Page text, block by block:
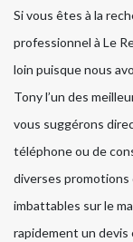
Si vous êtes à la
professionnel à Le
loin puisque nous
Tony l’un des
vous suggérons
téléphone ou de
diverses promotions
imbattables sur le
rapidement un devis